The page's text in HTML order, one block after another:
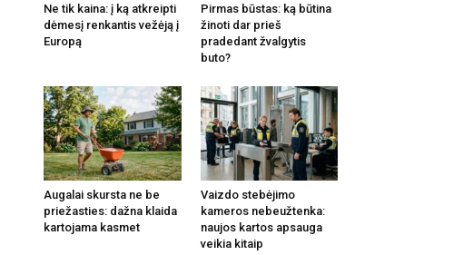
Ne tik kaina: į ką atkreipti
dėmesį renkantis vežėją į
Europą
Pirmas būstas: ką būtina
žinoti dar prieš
pradedant žvalgytis
buto?
Augalai skursta ne be
priežasties: dažna klaida
kartojama kasmet
Vaizdo stebėjimo
kameros nebeužtenka:
naujos kartos apsauga
veikia kitaip